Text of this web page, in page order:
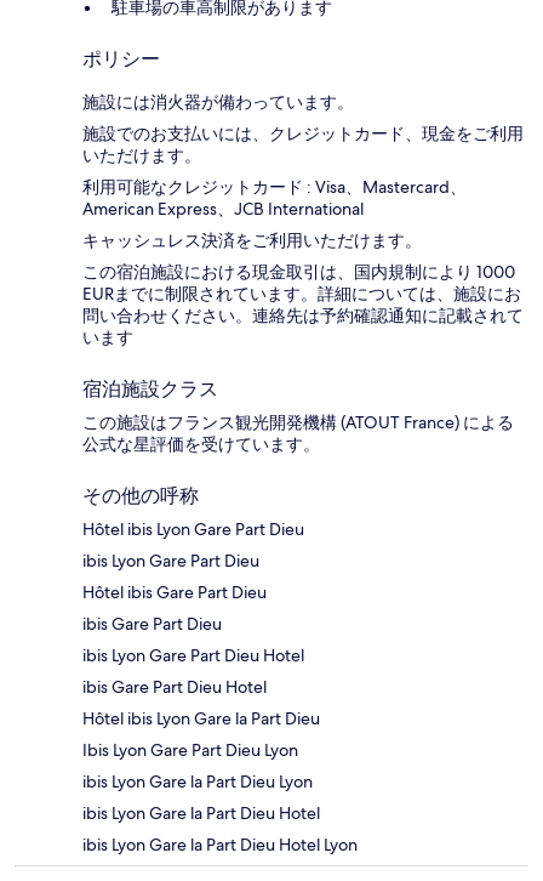
駐車場の車高制限があります
ポリシー
施設には消火器が備わっています。
施設でのお支払いには、クレジットカード、現金をご利用
いただけます。
利用可能なクレジットカード : Visa、Mastercard、
American Express、JCB International
キャッシュレス決済をご利用いただけます。
この宿泊施設における現金取引は、国内規制により 1000
EURまでに制限されています。詳細については、施設にお
問い合わせください。連絡先は予約確認通知に記載されて
います
宿泊施設クラス
この施設はフランス観光開発機構 (ATOUT France) による
公式な星評価を受けています。
その他の呼称
Hôtel ibis Lyon Gare Part Dieu
ibis Lyon Gare Part Dieu
Hôtel ibis Gare Part Dieu
ibis Gare Part Dieu
ibis Lyon Gare Part Dieu Hotel
ibis Gare Part Dieu Hotel
Hôtel ibis Lyon Gare la Part Dieu
Ibis Lyon Gare Part Dieu Lyon
ibis Lyon Gare la Part Dieu Lyon
ibis Lyon Gare la Part Dieu Hotel
ibis Lyon Gare la Part Dieu Hotel Lyon